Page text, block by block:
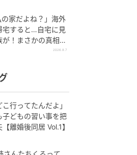
の家だよね？」海外
宅すると…自宅に見
！まさかの真相と
2026.8.7
こ行ってたんだよ」
子どもの習い事を把
離婚後同居 Vol.1】